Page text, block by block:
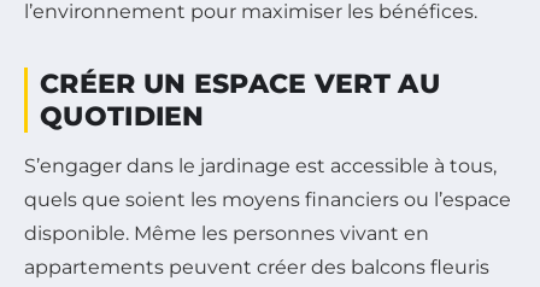
l’environnement pour maximiser les bénéfices.
CRÉER UN ESPACE VERT AU
QUOTIDIEN
S’engager dans le jardinage est accessible à tous,
quels que soient les moyens financiers ou l’espace
disponible. Même les personnes vivant en
appartements peuvent créer des balcons fleuris